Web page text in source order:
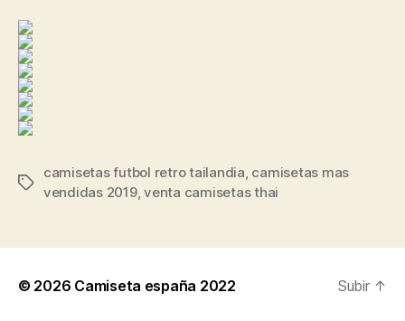
Etiquetas
camisetas futbol retro tailandia, camisetas mas
vendidas 2019,venta camisetas thai
© 2026 Camiseta españa 2022 Subir ↑